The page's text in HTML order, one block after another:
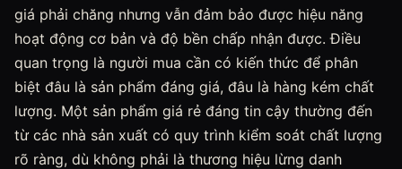
giá phải chăng nhưng vẫn đảm bảo được hiệu năng
hoạt động cơ bản và độ bền chấp nhận được. Điều
quan trọng là người mua cần có kiến thức để phân
biệt đâu là sản phẩm đáng giá, đâu là hàng kém chất
lượng. Một sản phẩm giá rẻ đáng tin cậy thường đến
từ các nhà sản xuất có quy trình kiểm soát chất lượng
rõ ràng, dù không phải là thương hiệu lừng danh